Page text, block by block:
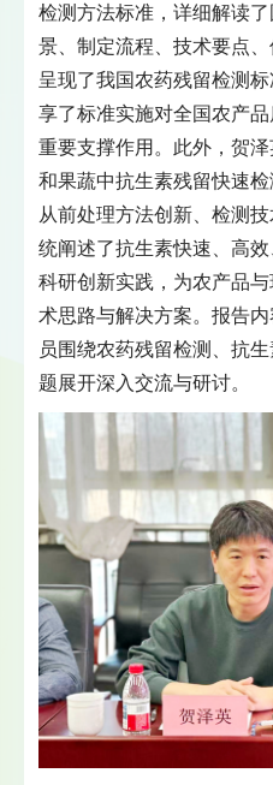
检测方法标准，详细解读
景、制定流程、技术要点
呈现了我国农药残留检测
享了标准实施对全国农产
重要支撑作用。此外，贺
和果蔬中抗生素残留快速
从前处理方法创新、检测
统阐述了抗生素快速、高
科研创新实践，为农产品
术思路与解决方案。报告
员围绕农药残留检测、抗
题展开深入交流与研讨。